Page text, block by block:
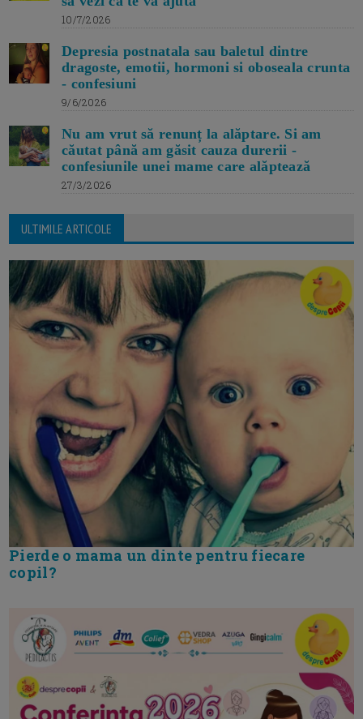
10/7/2026
Depresia postnatala sau baletul dintre
dragoste, emotii, hormoni si oboseala crunta
- confesiuni
9/6/2026
Nu am vrut să renunț la alăptare. Si am
căutat până am găsit cauza durerii -
confesiunile unei mame care alăptează
27/3/2026
ULTIMILE ARTICOLE
Pierde o mama un dinte pentru fiecare
copil?